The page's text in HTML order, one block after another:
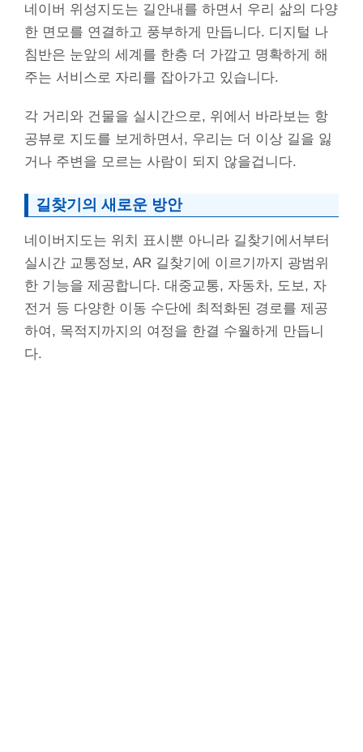
네이버 위성지도는 길안내를 하면서 우리 삶의 다양
한 면모를 연결하고 풍부하게 만듭니다. 디지털 나
침반은 눈앞의 세계를 한층 더 가깝고 명확하게 해
주는 서비스로 자리를 잡아가고 있습니다.
각 거리와 건물을 실시간으로, 위에서 바라보는 항
공뷰로 지도를 보게하면서, 우리는 더 이상 길을 잃
거나 주변을 모르는 사람이 되지 않을겁니다.
길찾기의 새로운 방안
네이버지도는 위치 표시뿐 아니라 길찾기에서부터
실시간 교통정보, AR 길찾기에 이르기까지 광범위
한 기능을 제공합니다. 대중교통, 자동차, 도보, 자
전거 등 다양한 이동 수단에 최적화된 경로를 제공
하여, 목적지까지의 여정을 한결 수월하게 만듭니
다.